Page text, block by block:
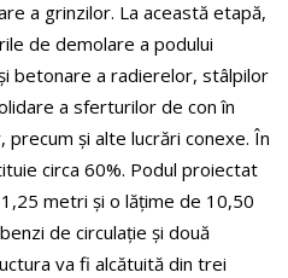
a grinzilor. La această etapă,
de demolare a podului
betonare a radierelor, stâlpilor
a sferturilor de con în
și alte lucrări conexe. În
circa 60%. Podul proiectat
metri și o lățime de 10,50
de circulație și două
va fi alcătuită din trei